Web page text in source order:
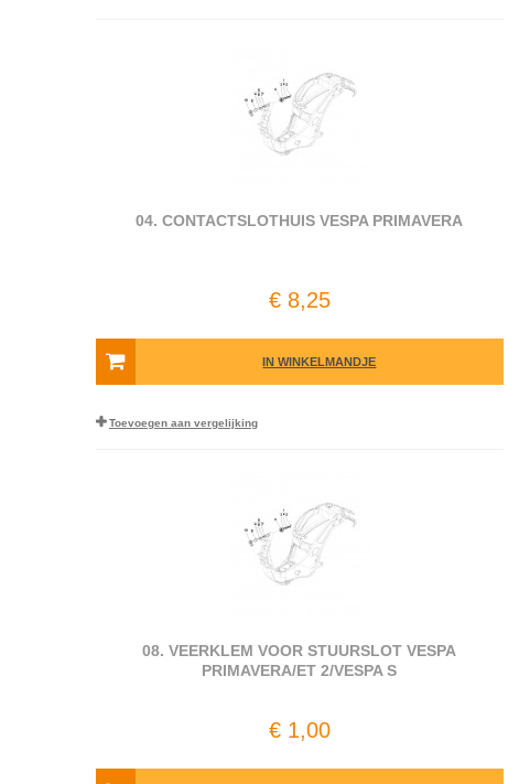
04. CONTACTSLOTHUIS VESPA PRIMAVERA
€ 8,25
IN WINKELMANDJE
Toevoegen aan vergelijking
08. VEERKLEM VOOR STUURSLOT VESPA
PRIMAVERA/ET 2/VESPA S
€ 1,00